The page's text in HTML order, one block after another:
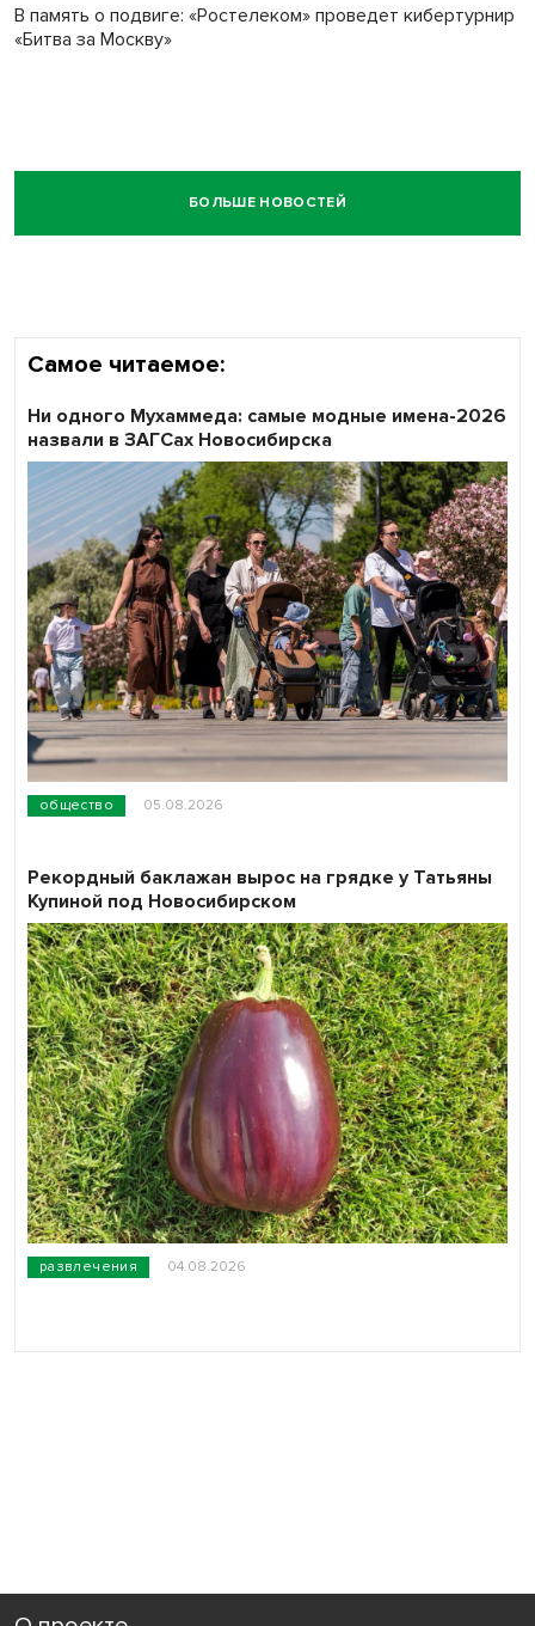
В память о подвиге: «Ростелеком» проведет кибертурнир
«Битва за Москву»
БОЛЬШЕ НОВОСТЕЙ
Самое читаемое:
общество 05.08.2026
Ни одного Мухаммеда: самые модные имена-2026
назвали в ЗАГСах Новосибирска
развлечения 04.08.2026
Рекордный баклажан вырос на грядке у Татьяны
Купиной под Новосибирском